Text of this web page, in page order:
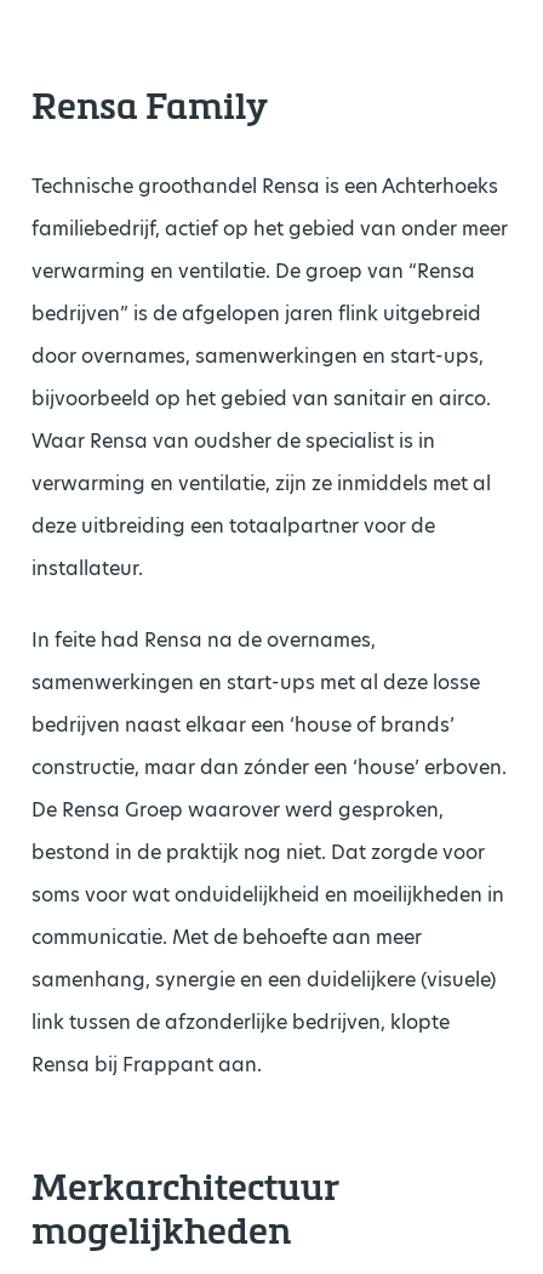
Rensa Family
Technische groothandel Rensa is een Achterhoeks
familiebedrijf, actief op het gebied van onder meer
verwarming en ventilatie. De groep van “Rensa
bedrijven” is de afgelopen jaren flink uitgebreid
door overnames, samenwerkingen en start-ups,
bijvoorbeeld op het gebied van sanitair en airco.
Waar Rensa van oudsher de specialist is in
verwarming en ventilatie, zijn ze inmiddels met al
deze uitbreiding een totaalpartner voor de
installateur.
In feite had Rensa na de overnames,
samenwerkingen en start-ups met al deze losse
bedrijven naast elkaar een ‘house of brands’
constructie, maar dan zónder een ‘house’ erboven.
De Rensa Groep waarover werd gesproken,
bestond in de praktijk nog niet. Dat zorgde voor
soms voor wat onduidelijkheid en moeilijkheden in
communicatie. Met de behoefte aan meer
samenhang, synergie en een duidelijkere (visuele)
link tussen de afzonderlijke bedrijven, klopte
Rensa bij Frappant aan.
Merkarchitectuur
mogelijkheden